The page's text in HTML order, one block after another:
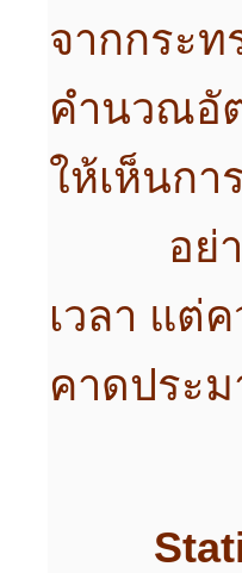
จากกระ
คำนวณอั
ให้เห็นกา
อย่างไ
เวลา แต่
คาดประ